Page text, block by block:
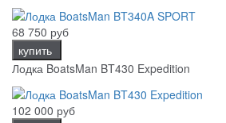
68 750 руб
купить
Лодка BoatsMan BT430 Expedition
102 000 руб